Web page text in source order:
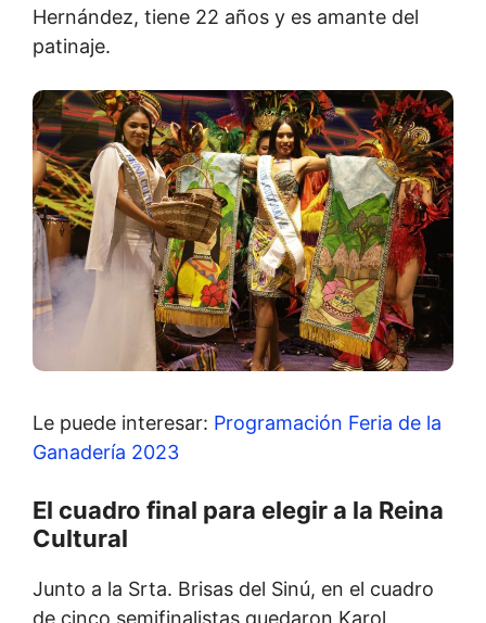
Hernández, tiene 22 años y es amante del
patinaje.
Le puede interesar: Programación Feria de la
Ganadería 2023
El cuadro final para elegir a la Reina
Cultural
Junto a la Srta. Brisas del Sinú, en el cuadro
de cinco semifinalistas quedaron Karol